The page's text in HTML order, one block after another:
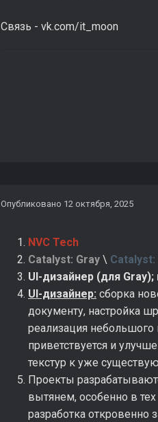
Связь - vk.com/it_moon
Опубликовано 12 октября, 2025
NVC Tech
Catalyst: Gray \
UI-дизайнер (для
UI-дизайнер: сборка
документу, настройка
реализация
приветствуется и
текстур к уже
Проекты
вытянем, особенно в
разработка откровенно